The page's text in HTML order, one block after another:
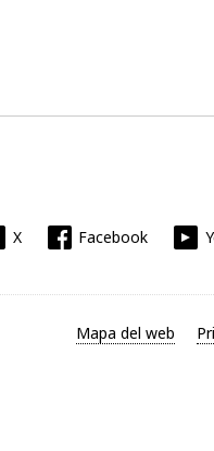
X Facebook
Mapa del web